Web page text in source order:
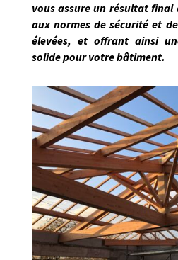
vous assure un résultat
aux normes de sécurité et
élevées, et offrant ainsi
solide pour votre bâtiment.